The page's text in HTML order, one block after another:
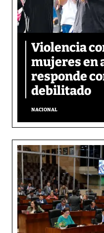
Violencia
mujeres en
responde
debilitado
NACIONAL